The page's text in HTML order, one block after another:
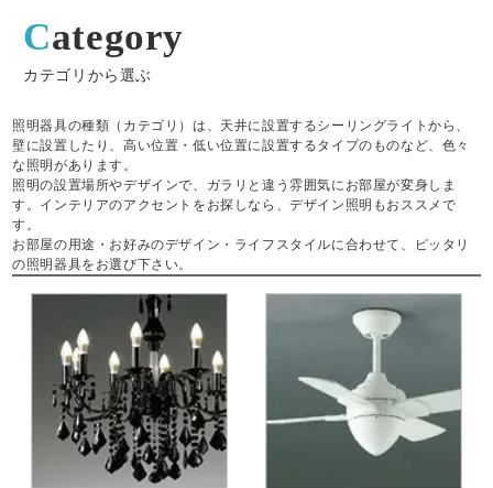
Category
カテゴリから選ぶ
照明器具の種類（カテゴリ）は、天井に設置するシーリングライトから、
壁に設置したり、高い位置・低い位置に設置するタイプのものなど、色々
な照明があります。
照明の設置場所やデザインで、ガラリと違う雰囲気にお部屋が変身しま
す。インテリアのアクセントをお探しなら、デザイン照明もおススメで
す。
お部屋の用途・お好みのデザイン・ライフスタイルに合わせて、ピッタリ
の照明器具をお選び下さい。